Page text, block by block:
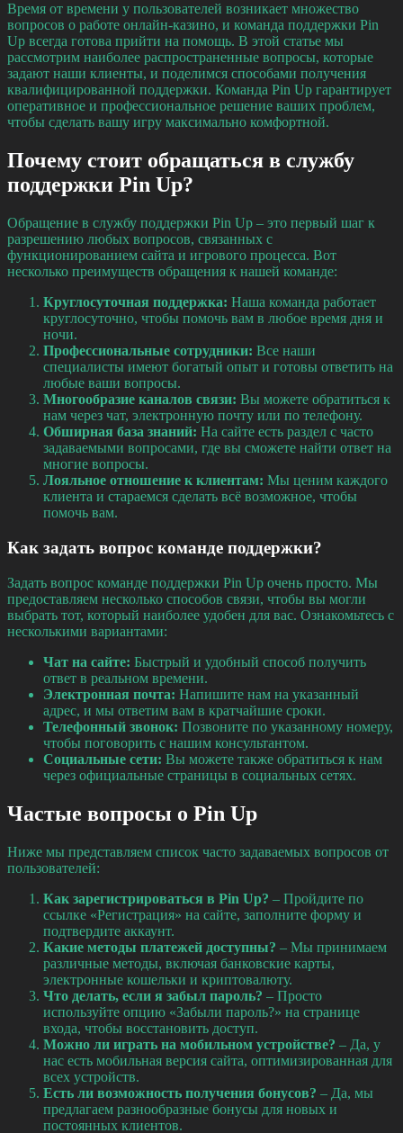
Время от времени у пользователей возникает множество
вопросов о работе онлайн-казино, и команда поддержки Pin
Up всегда готова прийти на помощь. В этой статье мы
рассмотрим наиболее распространенные вопросы, которые
задают наши клиенты, и поделимся способами получения
квалифицированной поддержки. Команда Pin Up гарантирует
оперативное и профессиональное решение ваших проблем,
чтобы сделать вашу игру максимально комфортной.
Почему стоит обращаться в службу
поддержки Pin Up?
Обращение в службу поддержки Pin Up – это первый шаг к
разрешению любых вопросов, связанных с
функционированием сайта и игрового процесса. Вот
несколько преимуществ обращения к нашей команде:
Круглосуточная поддержка: Наша команда работает
круглосуточно, чтобы помочь вам в любое время дня и
ночи.
Профессиональные сотрудники: Все наши
специалисты имеют богатый опыт и готовы ответить на
любые ваши вопросы.
Многообразие каналов связи: Вы можете обратиться к
нам через чат, электронную почту или по телефону.
Обширная база знаний: На сайте есть раздел с часто
задаваемыми вопросами, где вы сможете найти ответ на
многие вопросы.
Лояльное отношение к клиентам: Мы ценим каждого
клиента и стараемся сделать всё возможное, чтобы
помочь вам.
Как задать вопрос команде поддержки?
Задать вопрос команде поддержки Pin Up очень просто. Мы
предоставляем несколько способов связи, чтобы вы могли
выбрать тот, который наиболее удобен для вас. Ознакомьтесь с
несколькими вариантами:
Чат на сайте: Быстрый и удобный способ получить
ответ в реальном времени.
Электронная почта: Напишите нам на указанный
адрес, и мы ответим вам в кратчайшие сроки.
Телефонный звонок: Позвоните по указанному номеру,
чтобы поговорить с нашим консультантом.
Социальные сети: Вы можете также обратиться к нам
через официальные страницы в социальных сетях.
Частые вопросы о Pin Up
Ниже мы представляем список часто задаваемых вопросов от
пользователей:
Как зарегистрироваться в Pin Up? – Пройдите по
ссылке «Регистрация» на сайте, заполните форму и
подтвердите аккаунт.
Какие методы платежей доступны? – Мы принимаем
различные методы, включая банковские карты,
электронные кошельки и криптовалюту.
Что делать, если я забыл пароль? – Просто
используйте опцию «Забыли пароль?» на странице
входа, чтобы восстановить доступ.
Можно ли играть на мобильном устройстве? – Да, у
нас есть мобильная версия сайта, оптимизированная для
всех устройств.
Есть ли возможность получения бонусов? – Да, мы
предлагаем разнообразные бонусы для новых и
постоянных клиентов.